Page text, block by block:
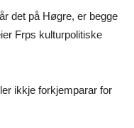
det på Høgre, er begge
Frps kulturpolitiske
ikkje forkjemparar for